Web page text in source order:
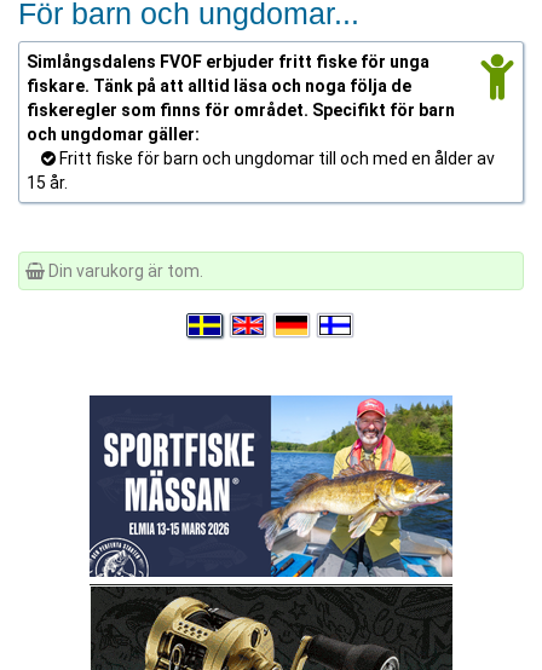
För barn och ungdomar...
Simlångsdalens FVOF erbjuder fritt fiske för unga
fiskare. Tänk på att alltid läsa och noga följa de
fiskeregler som finns för området. Specifikt för barn
och ungdomar gäller:
Fritt fiske för barn och ungdomar till och med en ålder av
15 år.
Din varukorg är tom.